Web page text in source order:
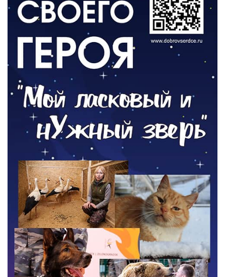
06.08.2026
Новый настил на экотропе
05.08.2026